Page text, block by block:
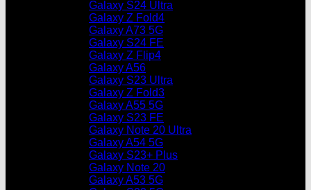
Galaxy S24 Ultra
Galaxy Z Fold4
Galaxy A73 5G
Galaxy S24 FE
Galaxy Z Flip4
Galaxy A56
Galaxy S23 Ultra
Galaxy Z Fold3
Galaxy A55 5G
Galaxy S23 FE
Galaxy Note 20 Ultra
Galaxy A54 5G
Galaxy S23+ Plus
Galaxy Note 20
Galaxy A53 5G